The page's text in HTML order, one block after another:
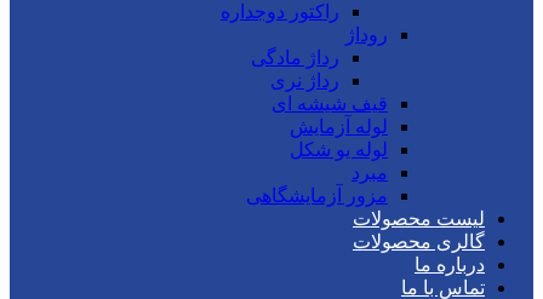
راکتور دوجداره
روداژ
رداژ مادگی
رداژ نری
قیف شیشه ای
لوله آزمایش
لوله یو شکل
مبرد
مزور آزمایشگاهی
لیست محصولات
گالری محصولات
درباره ما
تماس با ما